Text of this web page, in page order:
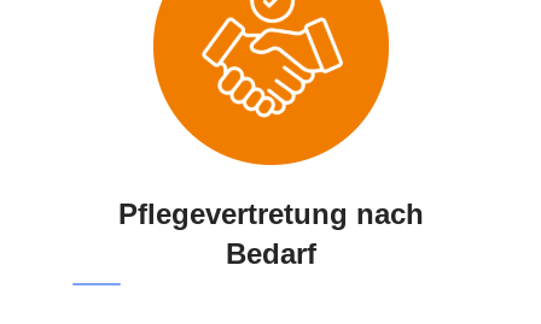
Pflegevertretung nach
Bedarf